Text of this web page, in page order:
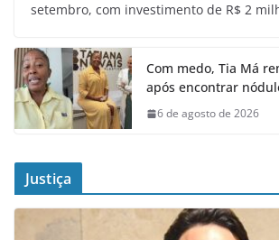
setembro, com investimento de R$ 2
Com medo, Tia Má
após encontrar
6 de agosto de 2026
Justiça